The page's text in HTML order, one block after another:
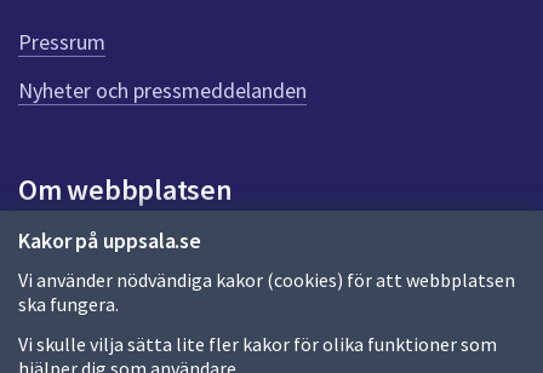
Kakor på uppsala.se
Vi använder nödvändiga kakor (cookies) för att webbplatsen
ska fungera.
Vi skulle vilja sätta lite fler kakor för olika funktioner som
hjälper dig som användare.
e
n
n
a
d
a
Pressrum
Nyheter och pressmeddelanden
Om webbplatsen
Om webbplatsen
Allmänna handlingar och diarium
Behandling av personuppgifter